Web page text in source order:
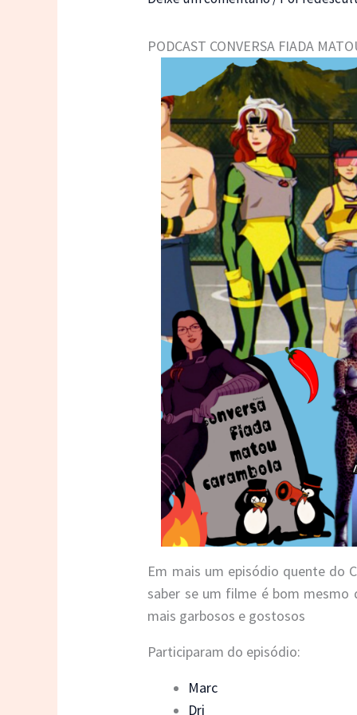
PODCAST CONVERSA FIADA
Em mais um episódio quente do
saber se um filme é bom mesmo
mais garbosos e gostosos
Participaram do episódio:
Marc
Dri